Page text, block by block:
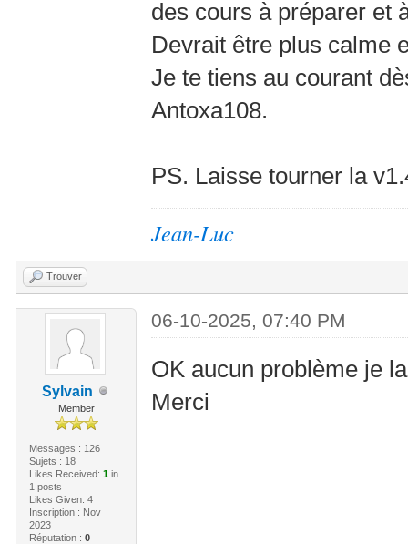
des cours à préparer et
Devrait être plus calme
Je te tiens au courant
Antoxa108.
PS. Laisse tourner la
Jean-Luc
Trouver
Sylvain
Member
Messages : 126
Sujets : 18
Likes Received: 1in
1 posts
Likes Given: 4
Inscription : Nov
2023
Réputation : 0
06-10-2025, 07:40 PM
OK aucun problème je
Merci